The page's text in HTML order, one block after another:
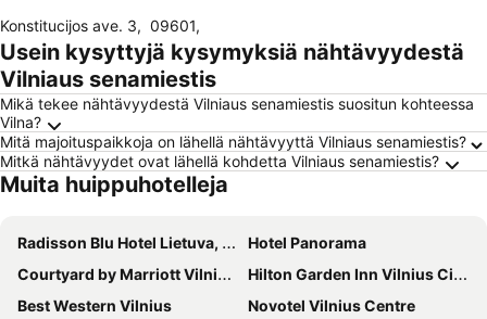
Konstitucijos ave. 3, 09601,
Usein kysyttyjä kysymyksiä nähtävyydestä
Vilniaus senamiestis
Mikä tekee nähtävyydestä Vilniaus senamiestis suositun kohteessa
Vilna?
Mitä majoituspaikkoja on lähellä nähtävyyttä Vilniaus senamiestis?
Mitkä nähtävyydet ovat lähellä kohdetta Vilniaus senamiestis?
Muita huippuhotelleja
Radisson Blu Hotel Lietuva, Vilnius
Hotel Panorama
Courtyard by Marriott Vilnius City Center
Hilton Garden Inn Vilnius City Centre
Best Western Vilnius
Novotel Vilnius Centre